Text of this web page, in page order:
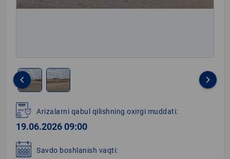
1
of
2
keyboard_arrow_left keyboard_arrow_right
Arizalarni qabul qilishning oxirgi muddati:
19.06.2026 09:00
Savdo boshlanish vaqti: